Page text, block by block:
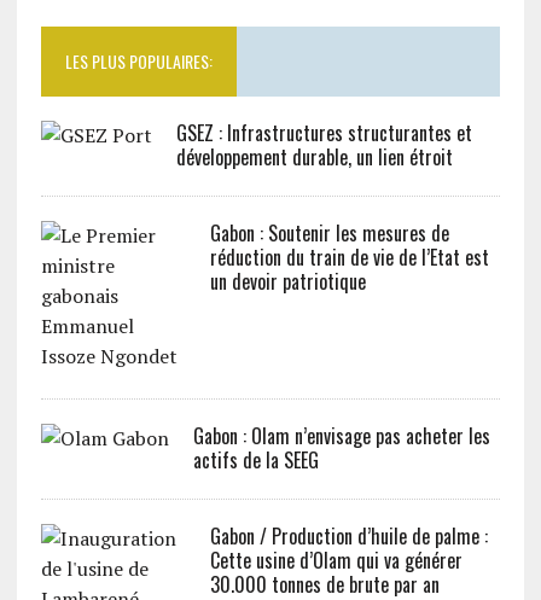
LES PLUS POPULAIRES:
GSEZ : Infrastructures structurantes et
développement durable, un lien étroit
Gabon : Soutenir les mesures de
réduction du train de vie de l’Etat est
un devoir patriotique
Gabon : Olam n’envisage pas acheter les
actifs de la SEEG
Gabon / Production d’huile de palme :
Cette usine d’Olam qui va générer
30.000 tonnes de brute par an